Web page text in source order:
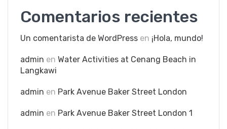
Comentarios recientes
Un comentarista de WordPress en ¡Hola, mundo!
admin en Water Activities at Cenang Beach in
Langkawi
admin en Park Avenue Baker Street London
admin en Park Avenue Baker Street London 1